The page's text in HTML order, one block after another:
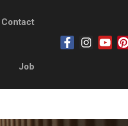
Contact
Job